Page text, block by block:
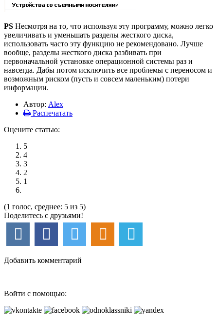
PS Несмотря на то, что используя эту программу, можно легко
увеличивать и уменьшать разделы жесткого диска,
использовать часто эту функцию не рекомендовано. Лучше
вообще, разделы жесткого диска разбивать при
первоначальной установке операционной системы раз и
навсегда. Дабы потом исключить все проблемы с переносом и
возможным риском (пусть и совсем маленьким) потери
информации.
Автор: Alex
Распечатать
Оцените статью:
5
4
3
2
1
(1 голос, среднее: 5 из 5)
Поделитесь с друзьями!
Добавить комментарий
Войти с помощью: